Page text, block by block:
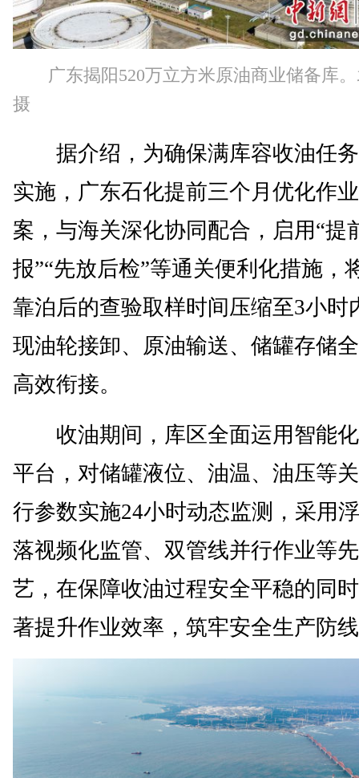
广东揭阳520万立方米原油商业储备库
摄
据介绍，为确保满库容收油任
实施，广东石化提前三个月优化作
案，与海关深化协同配合，启用“提
报”“先放后检”等通关便利化措施，
靠泊后的查验取样时间压缩至3小时
现油轮接卸、原油输送、储罐存储
高效衔接。
收油期间，库区全面运用智能
平台，对储罐液位、油温、油压等
行参数实施24小时动态监测，采用
落视频化监管、双管线并行作业等
艺，在保障收油过程安全平稳的同
著提升作业效率，筑牢安全生产防